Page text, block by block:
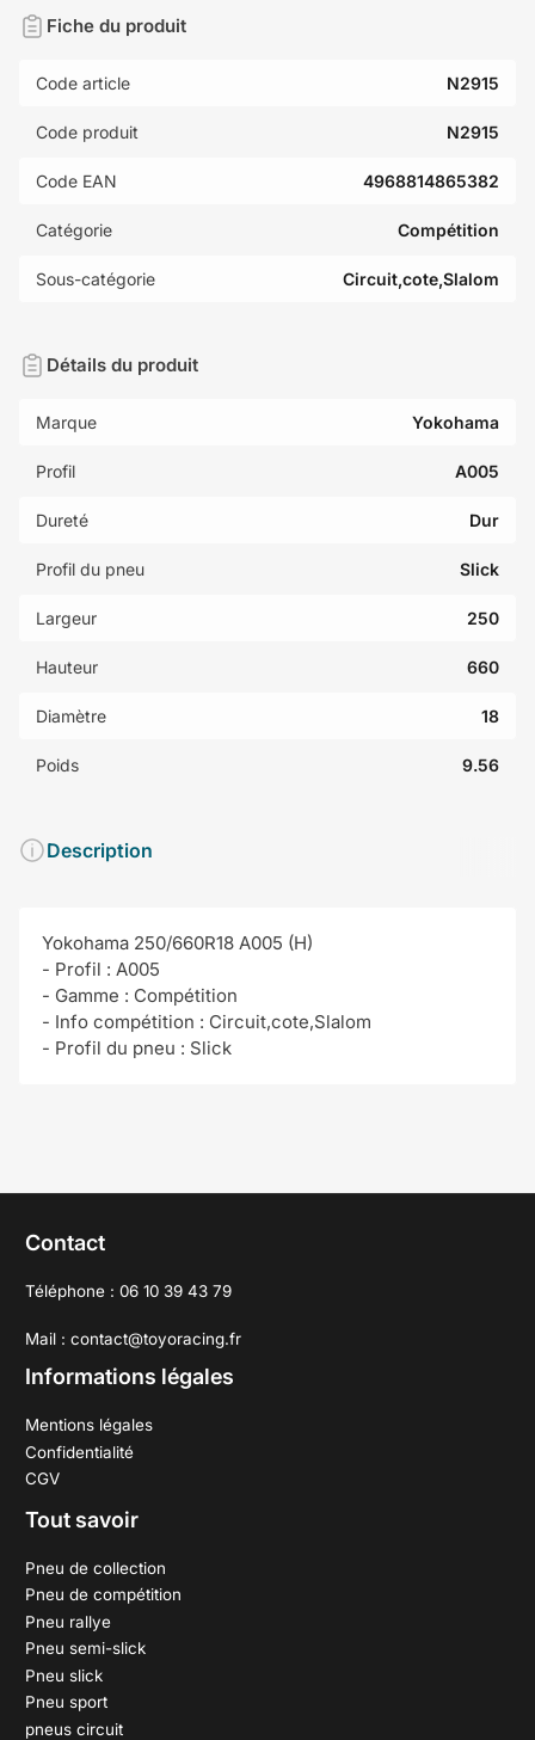
Fiche du produit
Code article N2915
Code produit N2915
Code EAN 4968814865382
Catégorie Compétition
Sous-catégorie Circuit,cote,Slalom
Détails du produit
Marque Yokohama
Profil A005
Dureté Dur
Profil du pneu Slick
Largeur 250
Hauteur 660
Diamètre 18
Poids 9.56
Description
Yokohama 250/660R18 A005 (H)
- Profil : A005
- Gamme : Compétition
- Info compétition : Circuit,cote,Slalom
- Profil du pneu : Slick
Contact
Téléphone : 06 10 39 43 79
Mail : contact@toyoracing.fr
Informations légales
Mentions légales
Confidentialité
CGV
Tout savoir
Pneu de collection
Pneu de compétition
Pneu rallye
Pneu semi-slick
Pneu slick
Pneu sport
pneus circuit